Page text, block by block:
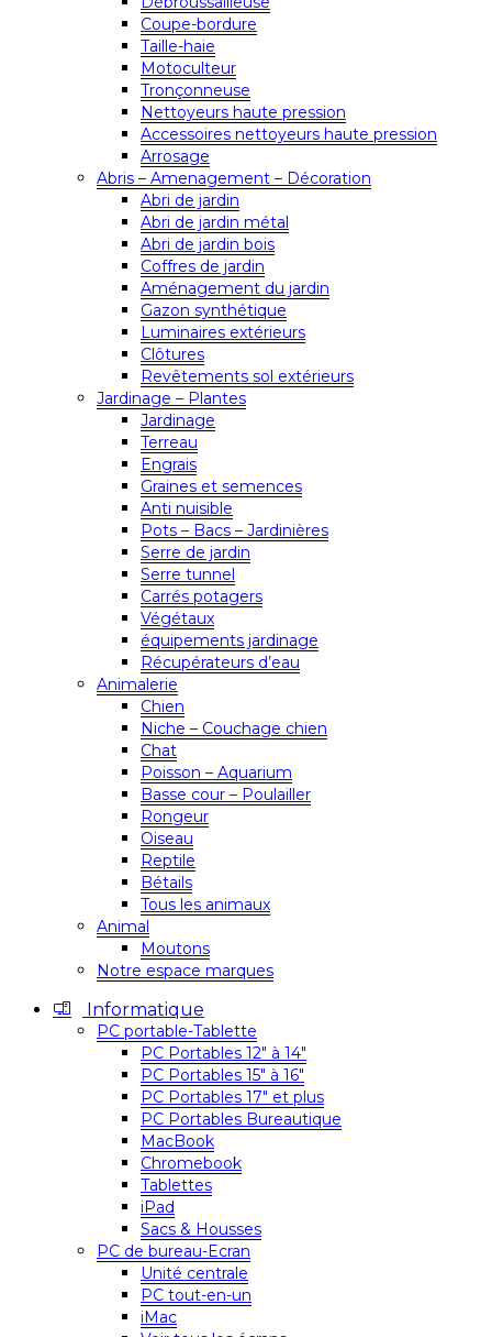
Coupe-bordure
Taille-haie
Motoculteur
Tronçonneuse
Nettoyeurs haute pression
Accessoires nettoyeurs haute pression
Arrosage
Abris – Amenagement – Décoration
Abri de jardin
Abri de jardin métal
Abri de jardin bois
Coffres de jardin
Aménagement du jardin
Gazon synthétique
Luminaires extérieurs
Clôtures
Revêtements sol extérieurs
Jardinage – Plantes
Jardinage
Terreau
Engrais
Graines et semences
Anti nuisible
Pots – Bacs – Jardinières
Serre de jardin
Serre tunnel
Carrés potagers
Végétaux
équipements jardinage
Récupérateurs d’eau
Animalerie
Chien
Niche – Couchage chien
Chat
Poisson – Aquarium
Basse cour – Poulailler
Rongeur
Oiseau
Reptile
Bétails
Tous les animaux
Animal
Moutons
Notre espace marques
Informatique
PC portable-Tablette
PC Portables 12″ à 14″
PC Portables 15″ à 16″
PC Portables 17″ et plus
PC Portables Bureautique
MacBook
Chromebook
Tablettes
iPad
Sacs & Housses
PC de bureau-Ecran
Unité centrale
PC tout-en-un
iMac